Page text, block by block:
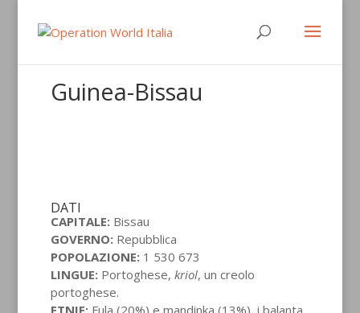
Guinea-Bissau
DATI
CAPITALE:Bissau
GOVERNO:Repubblica
POPOLAZIONE:1 530 673
LINGUE:Portoghese, kriol, un creolo
portoghese.